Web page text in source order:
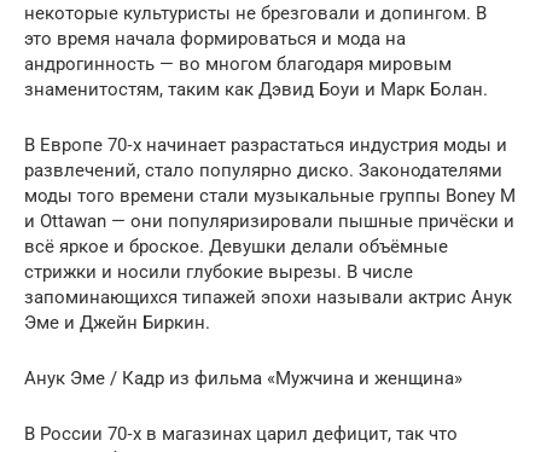
некоторые культуристы не брезговали и допингом. В
это время начала формироваться и мода на
андрогинность — во многом благодаря мировым
знаменитостям, таким как Дэвид Боуи и Марк Болан.
В Европе 70‑х начинает разрастаться индустрия моды и
развлечений, стало популярно диско. Законодателями
моды того времени стали музыкальные группы Boney M
и Ottawan — они популяризировали пышные причёски и
всё яркое и броское. Девушки делали объёмные
стрижки и носили глубокие вырезы. В числе
запоминающихся типажей эпохи называли актрис Анук
Эме и Джейн Биркин.
Анук Эме / Кадр из фильма «Мужчина и женщина»
В России 70‑х в магазинах царил дефицит, так что